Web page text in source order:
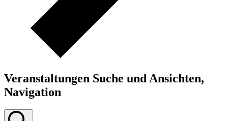
Veranstaltungen Suche und Ansichten,
Navigation